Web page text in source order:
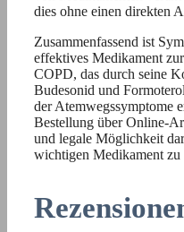
dies ohne einen direkten
Zusammenfassend ist
effektives Medikament
COPD, das durch seine
Budesonid und
der Atemwegssymptome
Bestellung über Online-
und legale Möglichkeit
wichtigen Medikament zu